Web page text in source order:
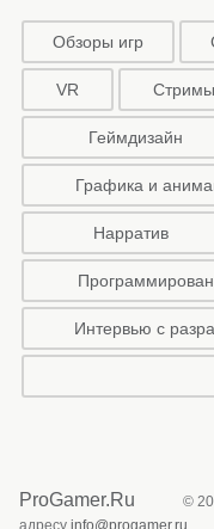
Обзоры игр
VR Стримы
Геймдизайн
Графика и
Нарратив
Интервью с
ProGamer.Ru
©
адресу info@progamer.ru